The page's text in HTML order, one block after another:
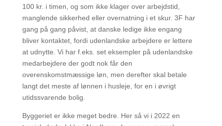
100 kr. i timen, og som ikke klager over arbejdstid,
manglende sikkerhed eller overnatning i et skur. 3F har
gang på gang påvist, at danske ledige ikke engang
bliver kontaktet, fordi udenlandske arbejdere er lettere
at udnytte. Vi har f.eks. set eksempler på udenlandske
medarbejdere der godt nok får den
overenskomstmæssige løn, men derefter skal betale
langt det meste af lønnen i husleje, for en i øvrigt
utidssvarende bolig.
Byggeriet er ikke meget bedre. Her så vi i 2022 en